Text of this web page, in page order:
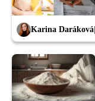
Karina Daráková